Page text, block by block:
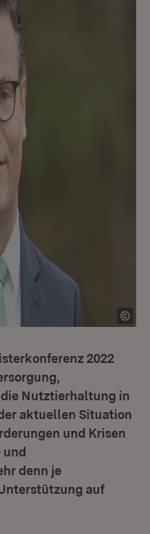
2022
Nutztierhaltung in
aktuellen Situation
und Krisen
und
denn je
auf